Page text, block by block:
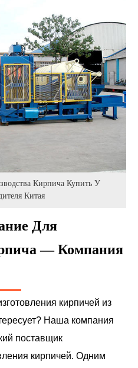
Кирпича Купить У
Китая
Для
— Компания
кирпичей из
Наша компания
поставщик
кирпичей. Одним